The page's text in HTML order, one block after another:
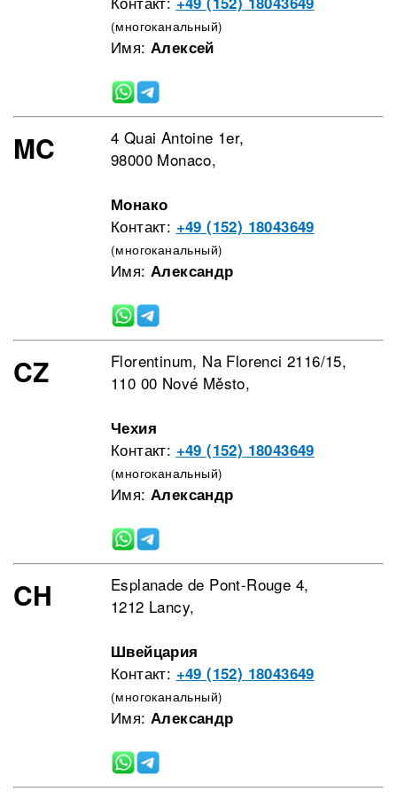
(многоканальный)
Имя: Алексей
MC
4 Quai Antoine 1er,
98000 Monaco,
Монако
Контакт: +49 (152) 18043649
(многоканальный)
Имя: Александр
CZ
Florentinum, Na Florenci 2116/15,
110 00 Nové Město,
Чехия
Контакт: +49 (152) 18043649
(многоканальный)
Имя: Александр
CH
Esplanade de Pont-Rouge 4,
1212 Lancy,
Швейцария
Контакт: +49 (152) 18043649
(многоканальный)
Имя: Александр